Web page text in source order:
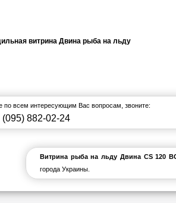
по всем интересующим Вас вопросам, звоните:
(095) 882-02-24
Витрина рыба на льду Двина CS 120
города Украины.